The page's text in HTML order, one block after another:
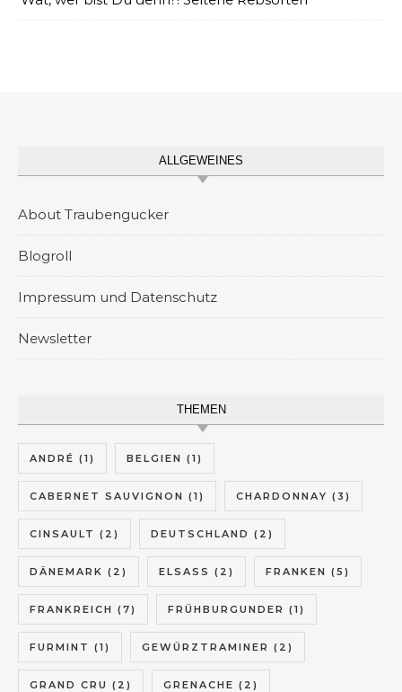
ALLGEWEINES
About Traubengucker
Blogroll
Impressum und Datenschutz
Newsletter
THEMEN
ANDRÉ (1) BELGIEN (1)
CABERNET SAUVIGNON (1) CHARDONNAY (3)
CINSAULT (2) DEUTSCHLAND (2)
DÄNEMARK (2) ELSASS (2) FRANKEN (5)
FRANKREICH (7) FRÜHBURGUNDER (1)
FURMINT (1) GEWÜRZTRAMINER (2)
GRAND CRU (2) GRENACHE (2)